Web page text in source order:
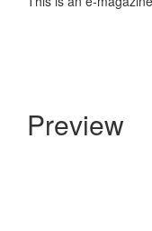
Preview